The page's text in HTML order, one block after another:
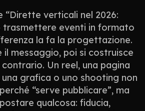
“Dirette verticali nel 2026:
trasmettere eventi in formato
la fa la progettazione.
il messaggio, poi si costruisce
Un reel, una pagina
grafica o uno shooting non
“serve pubblicare”, ma
qualcosa: fiducia,